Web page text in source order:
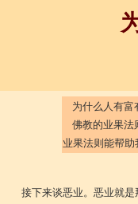
——业
为什么人有富
佛教的业果法
业果法则能帮助
接下来谈恶业。恶业就